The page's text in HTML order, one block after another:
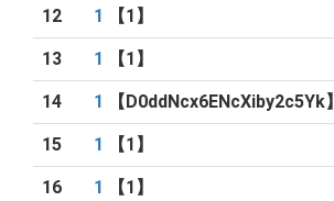
12 1 【1】
13 1 【1】
14 1 【D0ddNcx6ENcXiby2c5Yk】
15 1 【1】
16 1 【1】